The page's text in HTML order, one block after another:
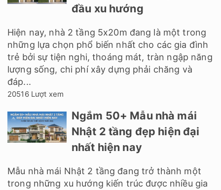
đầu xu hướng
Hiện nay, nhà 2 tầng 5x20m đang là một trong
những lựa chọn phổ biến nhất cho các gia đình
trẻ bởi sự tiện nghi, thoáng mát, tràn ngập năng
lượng sống, chi phí xây dựng phải chăng và
đáp...
20516 Lượt xem
Ngắm 50+ Mẫu nhà mái
Nhật 2 tầng đẹp hiện đại
nhất hiện nay
Mẫu nhà mái Nhật 2 tầng đang trở thành một
trong những xu hướng kiến trúc được nhiều gia